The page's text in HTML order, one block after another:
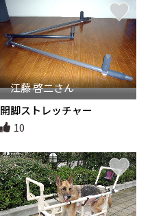
江藤 啓二さん
開脚ストレッチャー
10